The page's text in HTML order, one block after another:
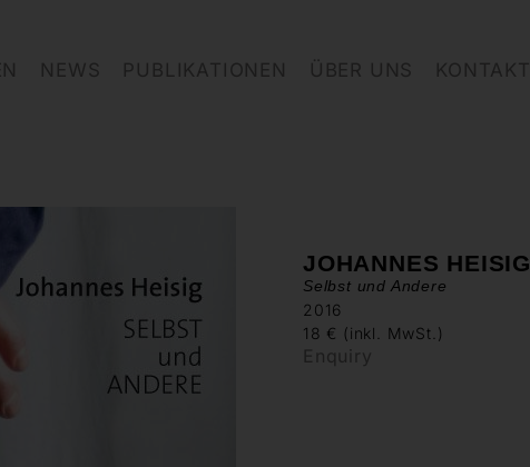
NEWS PUBLIKATIONEN ÜBER UNS KONTAKT
JOHANNES HEISIG
Selbst und Andere
2016
18 € (inkl. MwSt.)
Enquiry